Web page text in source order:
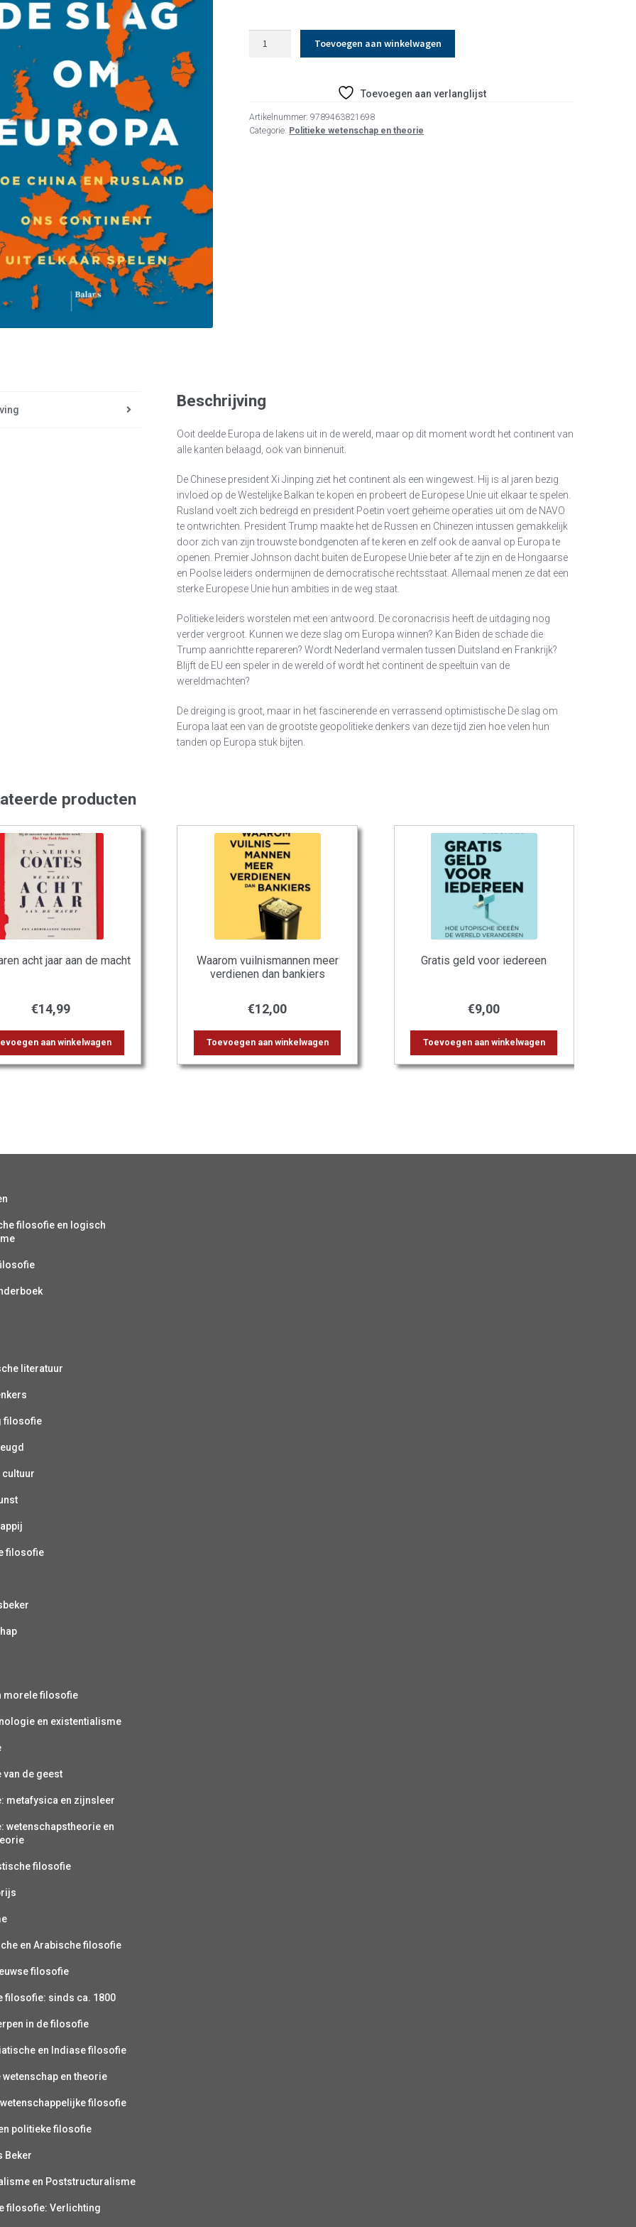
Toevoegen aan winkelwagen
Toevoegen aan verlanglijst
Artikelnummer:9789463821698
Categorie: Politieke wetenschap en theorie
Beschrijving
Ooit deelde Europa de lakens uit in de wereld, maar op dit moment wordt het continent van
alle kanten belaagd, ook van binnenuit.
De Chinese president Xi Jinping ziet het continent als een wingewest. Hij is al jaren bezig
invloed op de Westelijke Balkan te kopen en probeert de Europese Unie uit elkaar te spelen.
Rusland voelt zich bedreigd en president Poetin voert geheime operaties uit om de NAVO
te ontwrichten. President Trump maakte het de Russen en Chinezen intussen gemakkelijk
door zich van zijn trouwste bondgenoten af te keren en zelf ook de aanval op Europa te
openen. Premier Johnson dacht buiten de Europese Unie beter af te zijn en de Hongaarse
en Poolse leiders ondermijnen de democratische rechtsstaat. Allemaal menen ze dat een
sterke Europese Unie hun ambities in de weg staat.
Politieke leiders worstelen met een antwoord. De coronacrisis heeft de uitdaging nog
verder vergroot. Kunnen we deze slag om Europa winnen? Kan Biden de schade die
Trump aanrichtte repareren? Wordt Nederland vermalen tussen Duitsland en Frankrijk?
Blijft de EU een speler in de wereld of wordt het continent de speeltuin van de
wereldmachten?
De dreiging is groot, maar in het fascinerende en verrassend optimistische De slag om
Europa laat een van de grootste geopolitieke denkers van deze tijd zien hoe velen hun
tanden op Europa stuk bijten.
producten
acht jaar aan de macht
€14,99
aan winkelwagen
Waarom vuilnismannen meer
verdienen dan bankiers
€12,00
Toevoegen aan winkelwagen
Gratis geld voor iedereen
€9,00
Toevoegen aan winkelwagen
filosofie en logisch
literatuur
filosofie
cultuur
filosofie
morele filosofie
en existentialisme
de geest
metafysica en zijnsleer
wetenschapstheorie en
filosofie
en Arabische filosofie
filosofie
filosofie: sinds ca. 1800
in de filosofie
en Indiase filosofie
en theorie
filosofie
politieke filosofie
Beker
en Poststructuralisme
filosofie: Verlichting